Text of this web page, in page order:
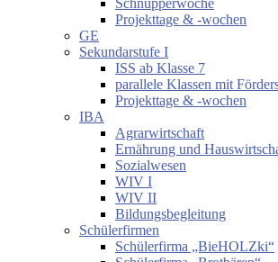
Schnupperwoche
Projekttage & -wochen
GE
Sekundarstufe I
ISS ab Klasse 7
parallele Klassen mit
Projekttage & -wochen
IBA
Agrarwirtschaft
Ernährung und
Sozialwesen
WIV I
WIV II
Bildungsbegleitung
Schülerfirmen
Schülerfirma „BieHOLZki“